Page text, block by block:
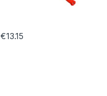
€13.15